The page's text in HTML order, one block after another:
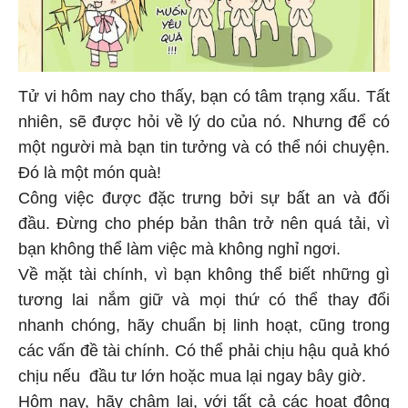
Tử vi hôm nay cho thấy, bạn có tâm trạng xấu. Tất
nhiên, sẽ được hỏi về lý do của nó. Nhưng để có
một người mà bạn tin tưởng và có thể nói chuyện.
Đó là một món quà!
Công việc được đặc trưng bởi sự bất an và đối
đầu. Đừng cho phép bản thân trở nên quá tải, vì
bạn không thể làm việc mà không nghỉ ngơi.
Về mặt tài chính, vì bạn không thể biết những gì
tương lai nắm giữ và mọi thứ có thể thay đổi
nhanh chóng, hãy chuẩn bị linh hoạt, cũng trong
các vấn đề tài chính. Có thể phải chịu hậu quả khó
chịu nếu đầu tư lớn hoặc mua lại ngay bây giờ.
Hôm nay, hãy chậm lại, với tất cả các hoạt động